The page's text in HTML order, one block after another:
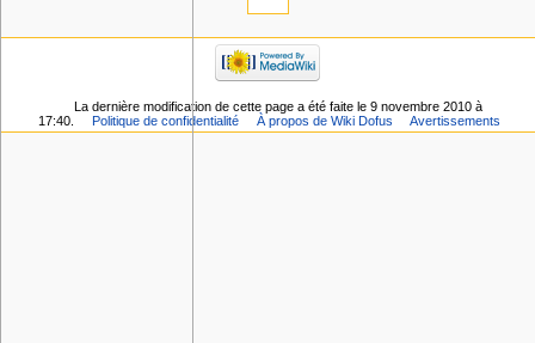
La dernière modification de cette page a été faite le 9 novembre 2010 à
17:40.
Politique de confidentialité À propos de Wiki Dofus Avertissements